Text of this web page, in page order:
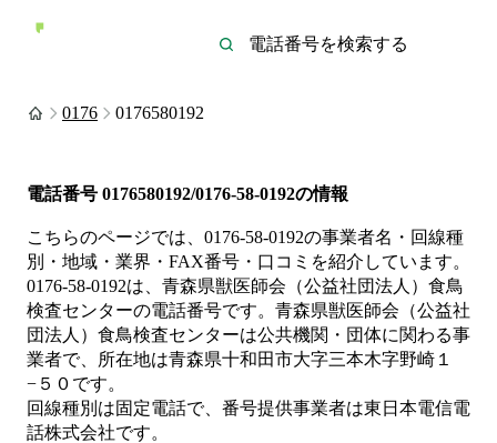
0176 0176580192
電話番号 0176580192/0176-58-0192の情報
こちらのページでは、 0176-58-0192の事業者名・回線種
別・地域・業界・FAX番号・口コミを紹介しています。
0176-58-0192は、 青森県獣医師会（公益社団法人）食鳥
検査センターの電話番号です。 青森県獣医師会（公益社
団法人）食鳥検査センターは公共機関・団体に関わる事
業者で、所在地は青森県十和田市大字三本木字野崎１
−５０ です。
回線種別は固定電話で、番号提供事業者は東日本電信電
話株式会社です。